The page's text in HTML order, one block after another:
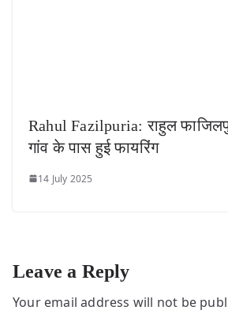
Rahul Fazilpuria: राहुल
गांव के पास हुई फायरिंग
14 July 2025
Leave a Reply
Your email address will not be